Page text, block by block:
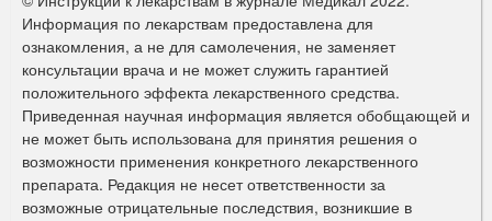
р
м
а
п
о
и
Информация по лекарствам предоставлена для
ознакомления, а не для самолечения, не заменяет
консультации врача и не может служить гарантией
положительного эффекта лекарственного средства.
Приведенная научная информация является обобщающей и
не может быть использована для принятия решения о
возможности применения конкретного лекарственного
препарата. Редакция не несет ответственности за
возможные отрицательные последствия, возникшие в